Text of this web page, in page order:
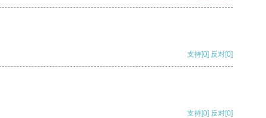
支持[0] 反对[0]
支持[0] 反对[0]